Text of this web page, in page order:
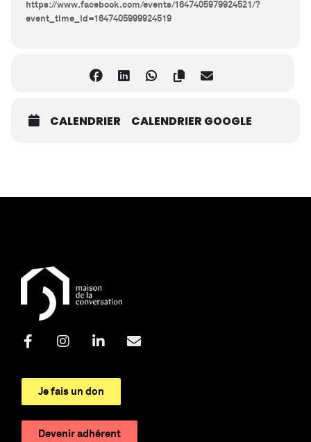
https://www.facebook.com/events/1647405979924521/?
event_time_id=1647405999924519
CALENDRIER CALENDRIER GOOGLE
Je fais un don
Devenir adhérent